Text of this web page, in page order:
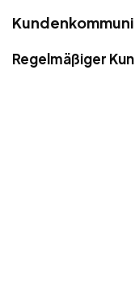
Regelmäßiger